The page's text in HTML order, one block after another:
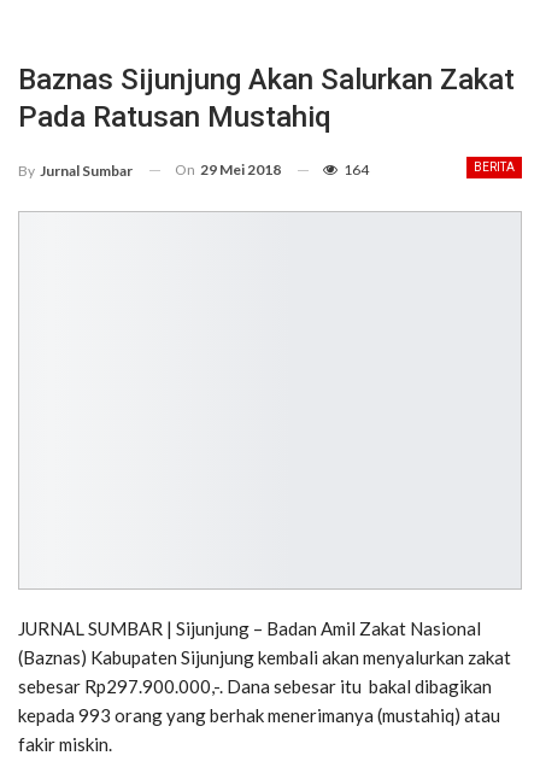
Baznas Sijunjung Akan Salurkan Zakat
Pada Ratusan Mustahiq
BERITA
By Jurnal Sumbar On 29 Mei 2018 164
JURNAL SUMBAR | Sijunjung – Badan Amil Zakat Nasional
(Baznas) Kabupaten Sijunjung kembali akan menyalurkan zakat
sebesar Rp297.900.000,-. Dana sebesar itu bakal dibagikan
kepada 993 orang yang berhak menerimanya (mustahiq) atau
fakir miskin.